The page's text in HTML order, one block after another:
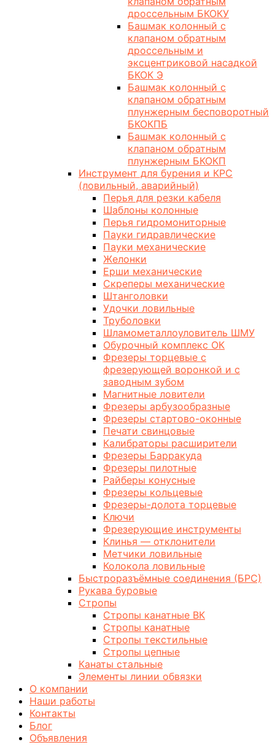
дроссельным БКОКУ
Башмак колонный с
клапаном обратным
дроссельным и
эксцентриковой насадкой
БКОК Э
Башмак колонный с
клапаном обратным
плунжерным бесповоротный
БКОКПБ
Башмак колонный с
клапаном обратным
плунжерным БКОКП
Инструмент для бурения и КРС
(ловильный, аварийный)
Перья для резки кабеля
Шаблоны колонные
Перья гидромониторные
Пауки гидравлические
Пауки механические
Желонки
Ерши механические
Скреперы механические
Штанголовки
Удочки ловильные
Труболовки
Шламометаллоуловитель ШМУ
Обурочный комплекс ОК
Фрезеры торцевые с
фрезерующей воронкой и с
заводным зубом
Магнитные ловители
Фрезеры арбузообразные
Фрезеры стартово-оконные
Печати свинцовые
Калибраторы расширители
Фрезеры Барракуда
Фрезеры пилотные
Райберы конусные
Фрезеры кольцевые
Фрезеры-долота торцевые
Ключи
Фрезерующие инструменты
Клинья — отклонители
Метчики ловильные
Колокола ловильные
Быстроразъёмные соединения (БРС)
Рукава буровые
Стропы
Стропы канатные ВК
Стропы канатные
Стропы текстильные
Стропы цепные
Канаты стальные
Элементы линии обвязки
О компании
Наши работы
Контакты
Блог
Объявления